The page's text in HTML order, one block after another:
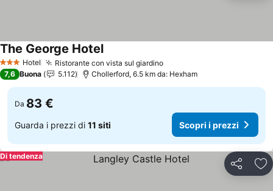
3 StelleHotel Ristorante con vista sul giardino
The George Hotel
7,6 Buona 5.112 Chollerford, 6.5 km da: Hexham
Da 83 €
Guarda i prezzi di 11 siti Scopri i prezzi
Condividi
Di tendenza